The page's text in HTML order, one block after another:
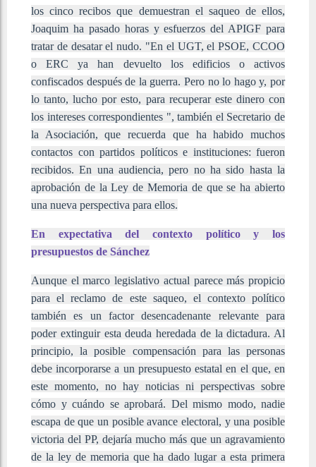
los cinco recibos que demuestran el saqueo de ellos,
Joaquim ha pasado horas y esfuerzos del APIGF para
tratar de desatar el nudo. "En el UGT, el PSOE, CCOO
o ERC ya han devuelto los edificios o activos
confiscados después de la guerra. Pero no lo hago y, por
lo tanto, lucho por esto, para recuperar este dinero con
los intereses correspondientes ", también el Secretario de
la Asociación, que recuerda que ha habido muchos
contactos con partidos políticos e instituciones: fueron
recibidos. En una audiencia, pero no ha sido hasta la
aprobación de la Ley de Memoria de que se ha abierto
una nueva perspectiva para ellos.
En expectativa del contexto político y los
presupuestos de Sánchez
Aunque el marco legislativo actual parece más propicio
para el reclamo de este saqueo, el contexto político
también es un factor desencadenante relevante para
poder extinguir esta deuda heredada de la dictadura. Al
principio, la posible compensación para las personas
debe incorporarse a un presupuesto estatal en el que, en
este momento, no hay noticias ni perspectivas sobre
cómo y cuándo se aprobará. Del mismo modo, nadie
escapa de que un posible avance electoral, y una posible
victoria del PP, dejaría mucho más que un agravamiento
de la ley de memoria que ha dado lugar a esta primera